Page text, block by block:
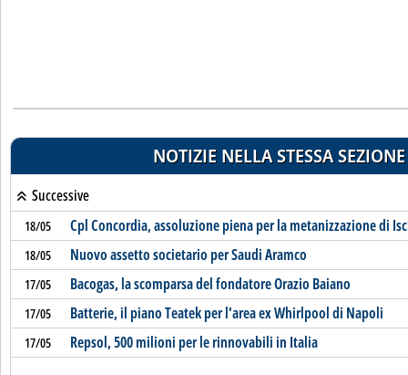
NOTIZIE NELLA STESSA SEZIONE
Successive
18/05 Cpl Concordia, assoluzione piena per la metanizzazione di
18/05 Nuovo assetto societario per Saudi Aramco
17/05 Bacogas, la scomparsa del fondatore Orazio Baiano
17/05 Batterie, il piano Teatek per l'area ex Whirlpool di Napoli
17/05 Repsol, 500 milioni per le rinnovabili in Italia